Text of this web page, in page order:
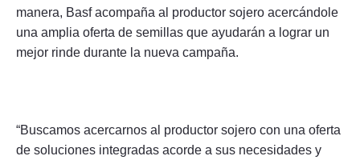
manera, Basf acompaña al productor sojero acercándole
una amplia oferta de semillas que ayudarán a lograr un
mejor rinde durante la nueva campaña.
“Buscamos acercarnos al productor sojero con una oferta
de soluciones integradas acorde a sus necesidades y